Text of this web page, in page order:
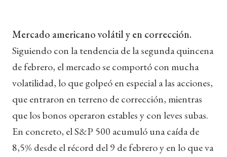
Mercado americano volátil y en corrección.
Siguiendo con la tendencia de la segunda quincena
de febrero, el mercado se comportó con mucha
volatilidad, lo que golpeó en especial a las acciones,
que entraron en terreno de corrección, mientras
que los bonos operaron estables y con leves subas.
En concreto, el S&P 500 acumuló una caída de
8,5% desde el récord del 9 de febrero y en lo que va